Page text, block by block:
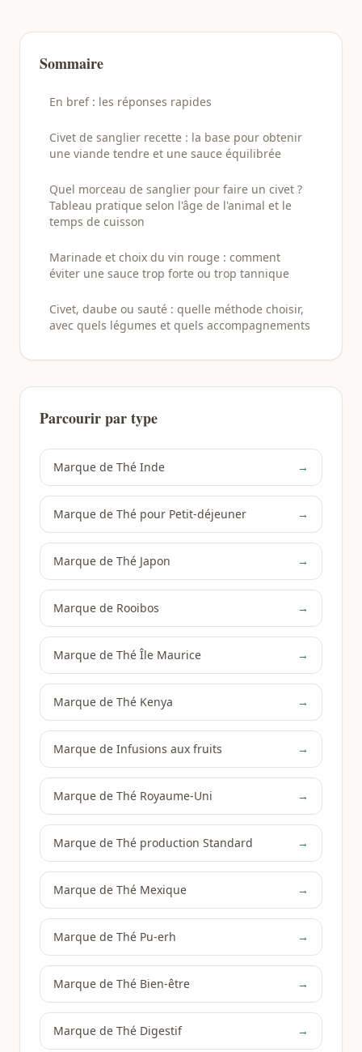
Sommaire
En bref : les réponses rapides
Civet de sanglier recette : la base pour obtenir
une viande tendre et une sauce équilibrée
Quel morceau de sanglier pour faire un civet ?
Tableau pratique selon l'âge de l'animal et le
temps de cuisson
Marinade et choix du vin rouge : comment
éviter une sauce trop forte ou trop tannique
Civet, daube ou sauté : quelle méthode choisir,
avec quels légumes et quels accompagnements
Parcourir par type
Marque de Thé Inde →
Marque de Thé pour Petit-déjeuner →
Marque de Thé Japon →
Marque de Rooibos →
Marque de Thé Île Maurice →
Marque de Thé Kenya →
Marque de Infusions aux fruits →
Marque de Thé Royaume-Uni →
Marque de Thé production Standard →
Marque de Thé Mexique →
Marque de Thé Pu-erh →
Marque de Thé Bien-être →
Marque de Thé Digestif →